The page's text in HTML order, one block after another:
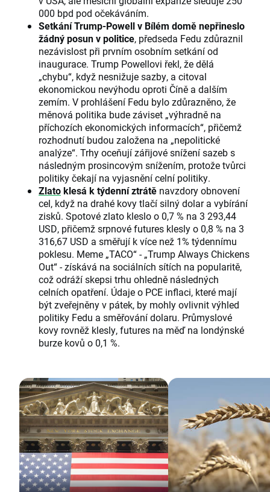
000 bpd pod očekáváním.
Setkání Trump-Powell v Bílém domě nepřineslo
žádný posun v politice, předseda Fedu zdůraznil
nezávislost při prvním osobním setkání od
inaugurace. Trump Powellovi řekl, že dělá
„chybu“, když nesnižuje sazby, a citoval
ekonomickou nevýhodu oproti Číně a dalším
zemím. V prohlášení Fedu bylo zdůrazněno, že
měnová politika bude záviset „výhradně na
příchozích ekonomických informacích“, přičemž
rozhodnutí budou založena na „nepolitické
analýze“. Trhy oceňují zářijové snížení sazeb s
následným prosincovým snížením, protože tvůrci
politiky čekají na vyjasnění celní politiky.
Zlatoklesá k týdenní ztrátě navzdory obnovení
cel, když na drahé kovy tlačí silný dolar a vybírání
zisků. Spotové zlato kleslo o 0,7 % na 3 293,44
USD, přičemž srpnové futures klesly o 0,8 % na 3
316,67 USD a směřují k více než 1% týdennímu
poklesu. Meme „TACO“ - „Trump Always Chickens
Out“ - získává na sociálních sítích na popularitě,
což odráží skepsi trhu ohledně následných
celních opatření. Údaje o PCE inflaci, které mají
být zveřejněny v pátek, by mohly ovlivnit výhled
politiky Fedu a směřování dolaru. Průmyslové
kovy rovněž klesly, futures na měď na londýnské
burze kovů o 0,1 %.